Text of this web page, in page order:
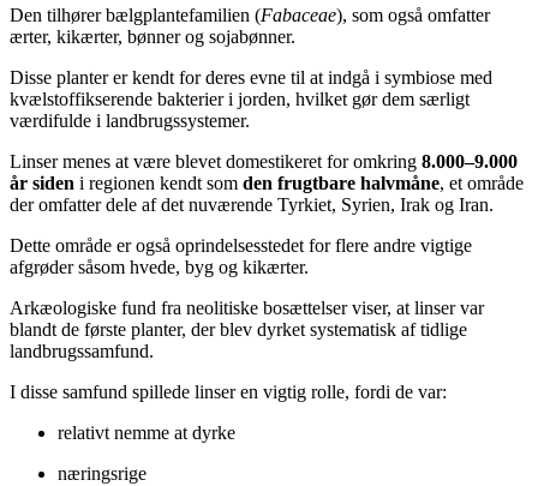
Den tilhører bælgplantefamilien (Fabaceae), som også omfatter
ærter, kikærter, bønner og sojabønner.
Disse planter er kendt for deres evne til at indgå i symbiose med
kvælstoffikserende bakterier i jorden, hvilket gør dem særligt
værdifulde i landbrugssystemer.
Linser menes at være blevet domestikeret for omkring 8.000–9.000
år siden i regionen kendt som den frugtbare halvmåne, et område
der omfatter dele af det nuværende Tyrkiet, Syrien, Irak og Iran.
Dette område er også oprindelsesstedet for flere andre vigtige
afgrøder såsom hvede, byg og kikærter.
Arkæologiske fund fra neolitiske bosættelser viser, at linser var
blandt de første planter, der blev dyrket systematisk af tidlige
landbrugssamfund.
I disse samfund spillede linser en vigtig rolle, fordi de var:
relativt nemme at dyrke
næringsrige